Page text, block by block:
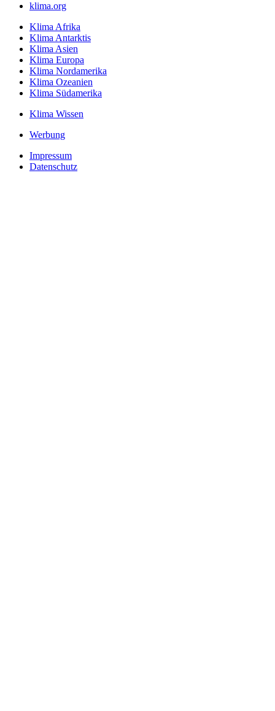
klima.org
Klima Afrika
Klima Antarktis
Klima Asien
Klima Europa
Klima Nordamerika
Klima Ozeanien
Klima Südamerika
Klima Wissen
Werbung
Impressum
Datenschutz